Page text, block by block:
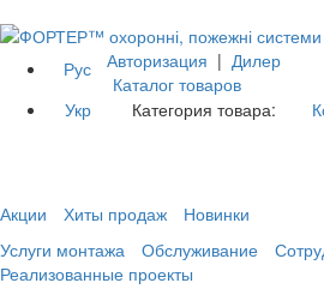
Рус
Укр
Авторизация | Дилер
Каталог товаров
Категория товара:
Акции Хиты продаж
Новинки
Услуги монтажа
Обслуживание
Реализованные проекты